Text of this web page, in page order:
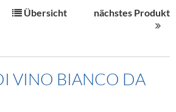
& Großhandel
Lieferbedingungen
Übersicht nächstes Produkt
VINO BIANCO DA